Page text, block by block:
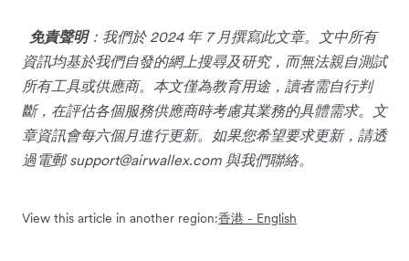
免責聲明：我們於 2024 年 7 月撰寫此文章。文中所有
資訊均基於我們自發的網上搜尋及研究，而無法親自測試
所有工具或供應商。本文僅為教育用途，讀者需自行判
斷，在評估各個服務供應商時考慮其業務的具體需求。文
章資訊會每六個月進行更新。如果您希望要求更新，請透
過電郵support@airwallex.com 與我們聯絡。
View this article in another region:香港 - English